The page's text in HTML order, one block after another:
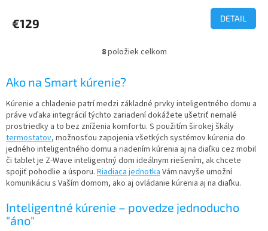
je
€129 DETAIL
O
d
a
c
i
e
p
r
v
y
v
8položiek celkom
Ako na Smart kúrenie?
Kúrenie a chladenie patrí medzi základné prvky inteligentného domu a
práve vďaka integrácií týchto zariadení dokážete ušetriť nemalé
prostriedky a to bez zníženia komfortu. S použitím širokej škály
termostatov, možnosťou zapojenia všetkých systémov kúrenia do
jedného inteligentného domu a riadením kúrenia aj na diaľku cez mobil
či tablet je Z-Wave inteligentný dom ideálnym riešením, ak chcete
spojiť pohodlie a úsporu. Riadiaca jednotkaVám navyše umožní
komunikáciu s Vaším domom, ako aj ovládanie kúrenia aj na diaľku.
Inteligentné kúrenie – povedze jednoducho
"áno"